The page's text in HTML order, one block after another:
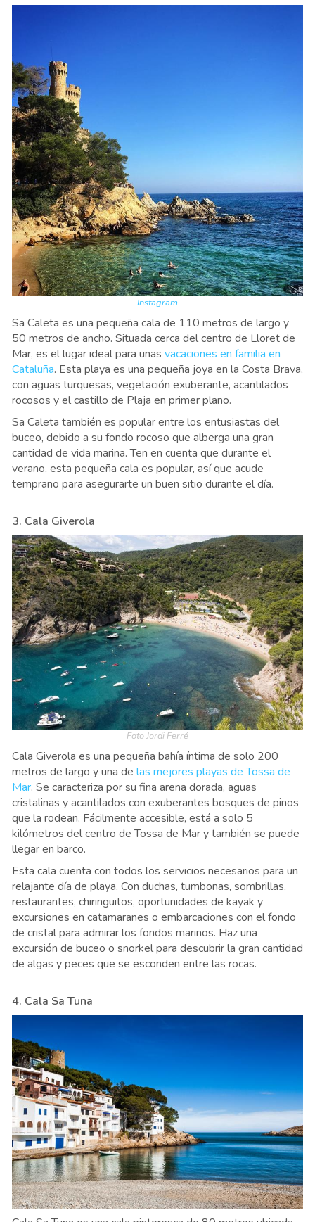
Instagram
Sa Caleta es una pequeña cala de 110 metros de largo y
50 metros de ancho. Situada cerca del centro de Lloret de
Mar, es el lugar ideal para unas vacaciones en familia en
Cataluña. Esta playa es una pequeña joya en la Costa Brava,
con aguas turquesas, vegetación exuberante, acantilados
rocosos y el castillo de Plaja en primer plano.
Sa Caleta también es popular entre los entusiastas del
buceo, debido a su fondo rocoso que alberga una gran
cantidad de vida marina. Ten en cuenta que durante el
verano, esta pequeña cala es popular, así que acude
temprano para asegurarte un buen sitio durante el día.
3. Cala Giverola
Foto Jordi Ferré
Cala Giverola es una pequeña bahía íntima de solo 200
metros de largo y una de las mejores playas de Tossa de
Mar. Se caracteriza por su fina arena dorada, aguas
cristalinas y acantilados con exuberantes bosques de pinos
que la rodean. Fácilmente accesible, está a solo 5
kilómetros del centro de Tossa de Mar y también se puede
llegar en barco.
Esta cala cuenta con todos los servicios necesarios para un
relajante día de playa. Con duchas, tumbonas, sombrillas,
restaurantes, chiringuitos, oportunidades de kayak y
excursiones en catamaranes o embarcaciones con el fondo
de cristal para admirar los fondos marinos. Haz una
excursión de buceo o snorkel para descubrir la gran cantidad
de algas y peces que se esconden entre las rocas.
4. Cala Sa Tuna